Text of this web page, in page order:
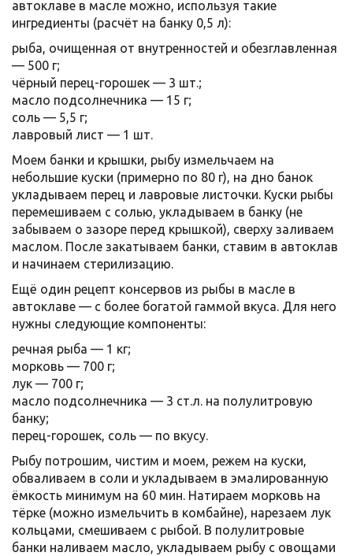
автоклаве в масле можно, используя такие
ингредиенты (расчёт на банку 0,5 л):
рыба, очищенная от внутренностей и обезглавленная
— 500 г;
чёрный перец-горошек — 3 шт.;
масло подсолнечника — 15 г;
соль — 5,5 г;
лавровый лист — 1 шт.
Моем банки и крышки, рыбу измельчаем на
небольшие куски (примерно по 80 г), на дно банок
укладываем перец и лавровые листочки. Куски рыбы
перемешиваем с солью, укладываем в банку (не
забываем о зазоре перед крышкой), сверху заливаем
маслом. После закатываем банки, ставим в автоклав
и начинаем стерилизацию.
Ещё один рецепт консервов из рыбы в масле в
автоклаве — с более богатой гаммой вкуса. Для него
нужны следующие компоненты:
речная рыба — 1 кг;
морковь — 700 г;
лук — 700 г;
масло подсолнечника — 3 ст.л. на полулитровую
банку;
перец-горошек, соль — по вкусу.
Рыбу потрошим, чистим и моем, режем на куски,
обваливаем в соли и укладываем в эмалированную
ёмкость минимум на 60 мин. Натираем морковь на
тёрке (можно измельчить в комбайне), нарезаем лук
кольцами, смешиваем с рыбой. В полулитровые
банки наливаем масло, укладываем рыбу с овощами